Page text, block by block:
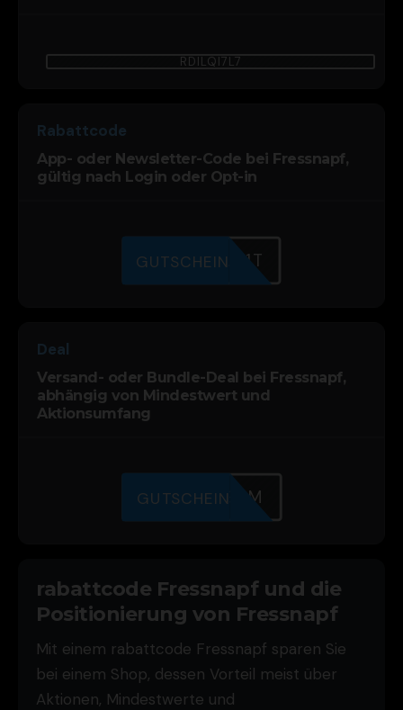
RDILQI7L7
Rabattcode
App- oder Newsletter-Code bei Fressnapf,
gültig nach Login oder Opt-in
J3L6XAQ1T
GUTSCHEIN
Deal
Versand- oder Bundle-Deal bei Fressnapf,
abhängig von Mindestwert und
Aktionsumfang
0DWRYUGVM
GUTSCHEIN
rabattcode Fressnapf und die
Positionierung von Fressnapf
Mit einem rabattcode Fressnapf sparen Sie
bei einem Shop, dessen Vorteil meist über
Aktionen, Mindestwerte und